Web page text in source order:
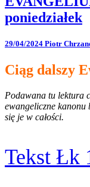
poniedziałek
29/04/2024 Piotr
Ciąg dalszy
Podawana tu lektura
ewangeliczne kanonu
się je w całości.
Tekst Łk